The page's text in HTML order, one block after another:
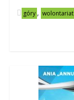
góry , wolontariat